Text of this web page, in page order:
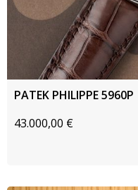
PATEK PHILIPPE 5960P
43.000,00 €